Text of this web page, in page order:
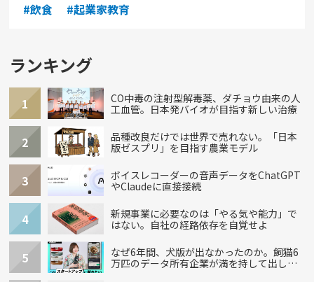
#飲食
#起業家教育
ランキング
1
CO中毒の注射型解毒薬、ダチョウ由来の人
工血管。日本発バイオが目指す新しい治療
2
品種改良だけでは世界で売れない。「日本
版ゼスプリ」を目指す農業モデル
3
ボイスレコーダーの音声データをChatGPT
やClaudeに直接接続
4
新規事業に必要なのは「やる気や能力」で
はない。自社の経路依存を自覚せよ
5
なぜ6年間、犬版が出なかったのか。飼猫6
万匹のデータ所有企業が満を持して出し